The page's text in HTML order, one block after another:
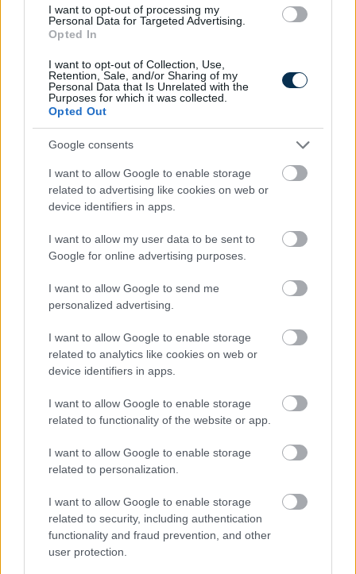
I want to opt-out of processing my
Personal Data for Targeted Advertising.
Opted In
I want to opt-out of Collection, Use,
Retention, Sale, and/or Sharing of my
Personal Data that Is Unrelated with the
Purposes for which it was collected.
Opted Out
Google consents
I want to allow Google to enable storage
related to advertising like cookies on web or
device identifiers in apps.
I want to allow my user data to be sent to
Google for online advertising purposes.
I want to allow Google to send me
personalized advertising.
I want to allow Google to enable storage
related to analytics like cookies on web or
device identifiers in apps.
I want to allow Google to enable storage
related to functionality of the website or app.
I want to allow Google to enable storage
related to personalization.
I want to allow Google to enable storage
related to security, including authentication
functionality and fraud prevention, and other
user protection.
Elfelejtetted, meddig parkolsz? már a telefonod
kezdőképernyőjén is láthatod
2026.08.06. 12:50
Így használd jól a TikTokot utazástervezéshez
2026.08.06. 11:34